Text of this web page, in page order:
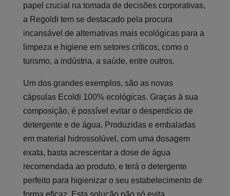
papel crucial na tomada de decisões corporativas,
a Regoldi tem se destacado pela procura
incansável de alternativas mais ecológicas para a
limpeza e higiene em setores críticos, como o
turismo, a indústria, a saúde, entre outros.
Um dos grandes exemplos, são as novas
cápsulas Ecoldi 100% ecológicas. Graças à sua
composição, é possível evitar o desperdício de
detergente e de água. Produzidas e embaladas
em material hidrossolúvel, com uma dosagem
exata, basta acrescentar a dose de água
recomendada ao produto, e terá o detergente
perfeito para higienizar o seu estabelecimento de
forma eficaz. Esta solução não só evita